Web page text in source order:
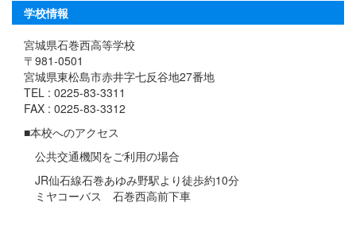
学校情報
宮城県石巻西高等学校
〒981-0501
宮城県東松島市赤井字七反谷地27番地
TEL : 0225-83-3311
FAX : 0225-83-3312
■本校へのアクセス
公共交通機関をご利用の場合
JR仙石線石巻あゆみ野駅より徒歩約10分
ミヤコーバス 石巻西高前下車